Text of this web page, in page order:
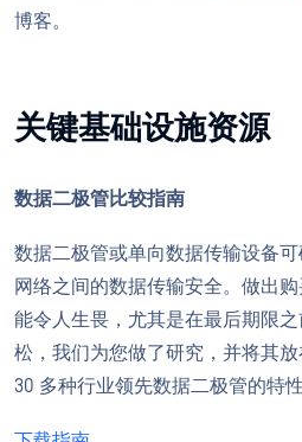
博客。
关键基础设施资源
数据二极管比较指南
数据二极管或单向数据传输设备
网络之间的数据传输安全。做出
能令人生畏，尤其是在最后期限
松，我们为您做了研究，并将其
30 多种行业领先数据二极管的特性